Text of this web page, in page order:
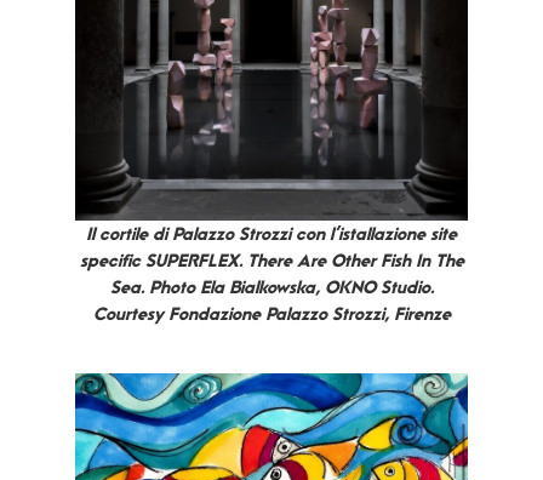
Il cortile di Palazzo Strozzi con l’istallazione site
specificSUPERFLEX. There Are Other Fish In The
Sea. Photo Ela Bialkowska, OKNO Studio.
Courtesy Fondazione Palazzo Strozzi, Firenze